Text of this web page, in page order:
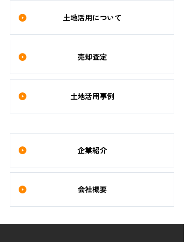
土地活用について
売却査定
土地活用事例
企業紹介
会社概要